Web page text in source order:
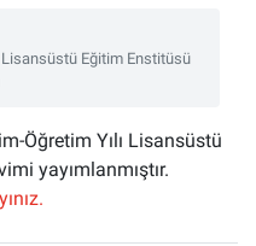
Lisansüstü Eğitim Enstitüsü
Öğretim Yılı Lisansüstü
yayımlanmıştır.